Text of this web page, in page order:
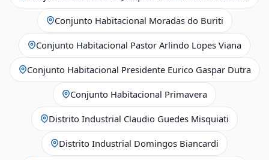
Conjunto Habitacional Moradas do Buriti
Conjunto Habitacional Pastor Arlindo Lopes Viana
Conjunto Habitacional Presidente Eurico Gaspar Dutra
Conjunto Habitacional Primavera
Distrito Industrial Claudio Guedes Misquiati
Distrito Industrial Domingos Biancardi